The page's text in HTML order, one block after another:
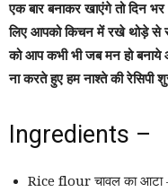
एक बार बनाकर खाएंगे तो दिन
लिए आपको किचन में रखे थोड़े से
को आप कभी भी जब मन हो बनाये
ना करते हुए हम नाश्ते की
Ingredients –
Rice flour चावल का आटा